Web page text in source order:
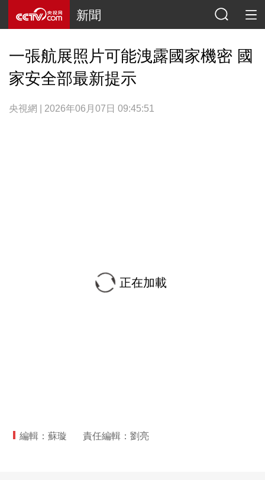
新聞
一張航展照片可能洩露國家機密 國
家安全部最新提示
央視網 | 2026年06月07日 09:45:51
正在加載
編輯：蘇璇 責任編輯：劉亮